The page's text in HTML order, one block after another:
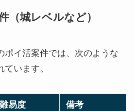
（城レベルなど）
ポイ活案件では、次のような
います。
難易度 備考